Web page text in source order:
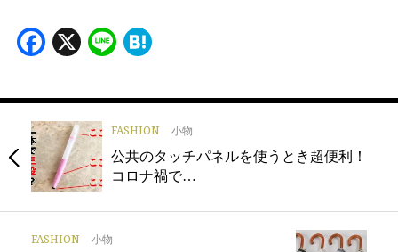
Facebook
X Line
FASHION 小物
公共のタッチパネルを使うとき超便利！
コロナ禍で…
FASHION 小物